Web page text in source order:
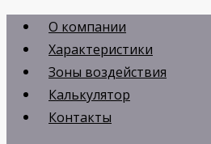
Перейти
содержимому
О компании
Характеристики
Зоны воздействия
Калькулятор
Контакты